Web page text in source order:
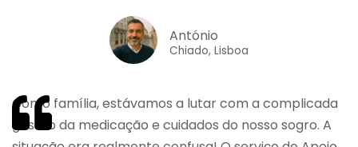
António
Chiado, Lisboa
Como família, estávamos a lutar com a complicada
gestão da medicação e cuidados do nosso sogro. A